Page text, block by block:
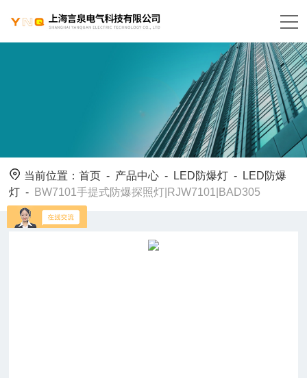
当前位置：首页 - 产品中心 - LED防爆灯 -
LED防爆
灯 - BW7101手提式防爆探照灯|RJW7101|BAD305